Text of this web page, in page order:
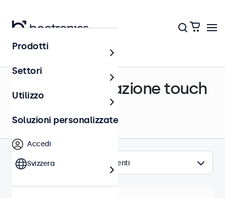
Driver e calibrazione touch
Argomenti
Prodotti
Settori
Utilizzo
Soluzioni personalizzate
Accedi
Svizzera